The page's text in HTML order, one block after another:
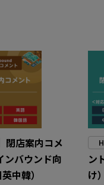
閉店案内コメ
ンバウンド向
中韓）
ン
け